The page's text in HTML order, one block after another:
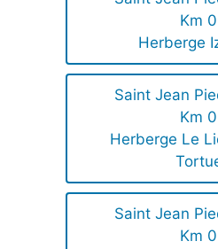
Km 0
Herberge
Saint Jean
Km 0
Herberge Le
Saint Jean
Km 0